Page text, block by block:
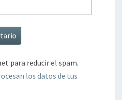
para reducir el spam.
los datos de tus